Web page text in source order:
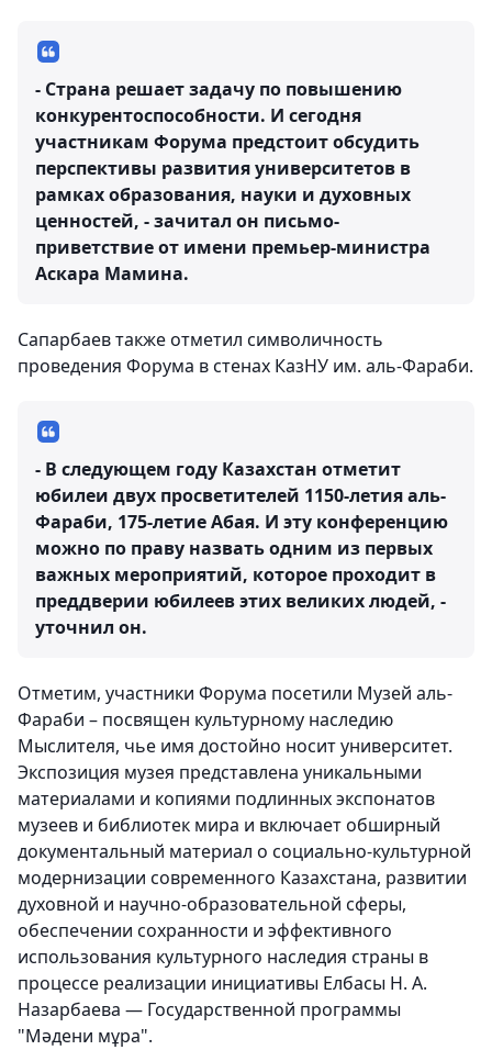
- Страна решает задачу по повышению
конкурентоспособности. И сегодня
участникам Форума предстоит обсудить
перспективы развития университетов в
рамках образования, науки и духовных
ценностей, - зачитал он письмо-
приветствие от имени премьер-министра
Аскара Мамина.
Сапарбаев также отметил символичность
проведения Форума в стенах КазНУ им. аль-Фараби.
- В следующем году Казахстан отметит
юбилеи двух просветителей 1150-летия аль-
Фараби, 175-летие Абая. И эту конференцию
можно по праву назвать одним из первых
важных мероприятий, которое проходит в
преддверии юбилеев этих великих людей, -
уточнил он.
Отметим, участники Форума посетили Музей аль-
Фараби – посвящен культурному наследию
Мыслителя, чье имя достойно носит университет.
Экспозиция музея представлена уникальными
материалами и копиями подлинных экспонатов
музеев и библиотек мира и включает обширный
документальный материал о социально-культурной
модернизации современного Казахстана, развитии
духовной и научно-образовательной сферы,
обеспечении сохранности и эффективного
использования культурного наследия страны в
процессе реализации инициативы Елбасы Н. А.
Назарбаева — Государственной программы
"Мәдени мұра".